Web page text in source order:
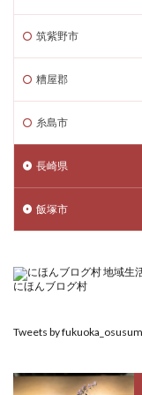
筑紫野市
糟屋郡
糸島市
長崎県
飯塚市
にほんブログ村
Tweets by